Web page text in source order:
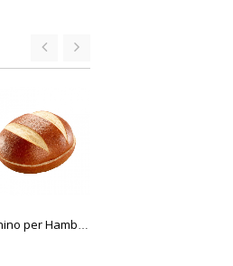
Panino per Hamburger "Laugen", già pronto